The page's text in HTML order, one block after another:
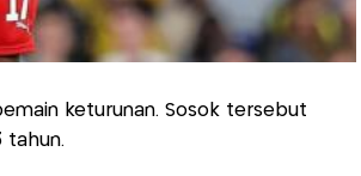
keturunan. Sosok tersebut
tahun.